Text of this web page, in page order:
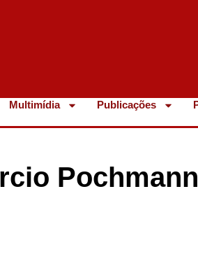
Multimídia Publicações